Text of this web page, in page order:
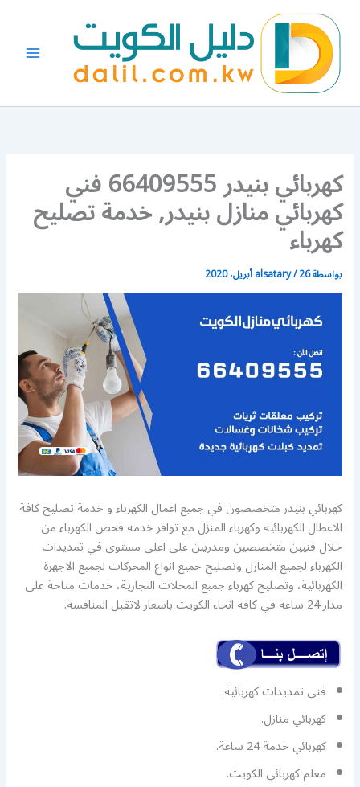
المحتوى
كهربائي بنيدر 66409555 فني
كهربائي منازل بنيدر, خدمة تصليح
كهرباء
بواسطة alsatary/26 أبريل، 2020
كهربائي بنيدر متخصصون في جميع اعمال الكهرباء و خدمة تصليح كافة
الاعطال الكهربائية وكهرباء المنزل مع توافر خدمة فحص الكهرباء من
خلال فنيين متخصصين ومدربين على اعلى مستوى في تمديدات
الكهرباء لجميع المنازل وتصليح جميع انواع المحركات لجميع الاجهزة
الكهربائية، وتصليح كهرباء جميع المحلات التجارية، خدمات متاحة على
مدار 24 ساعة في كافة انحاء الكويت باسعار لاتقبل المنافسة.
فني تمديدات كهربائية.
كهربائي منازل.
كهربائي خدمة 24 ساعة.
معلم كهربائي الكويت.